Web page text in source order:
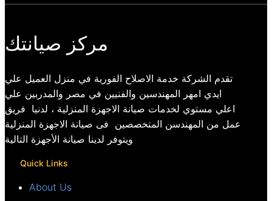
مركز صيانتك
تقدم الشركة خدمة الاصلاح الفورية في منزل العميل علي
ايدي امهر المهندسين والفنيين في مصر والمدربين علي
اعلي مستوي لخدمات صيانة الاجهزة المنزلية ، لدنيا فريق
عمل من المهندسن المتخصصين فى صيانة الاجهزة المنزلية
ويتوفر لدينا صيانة الأجهزة التالية
Quick Links
About Us